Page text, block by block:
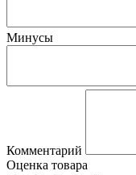
Минусы
Комментарий
Оценка товара